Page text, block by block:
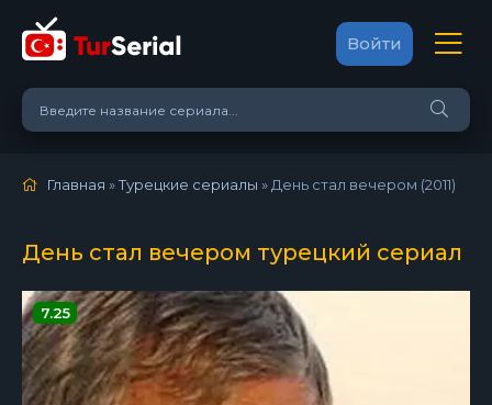
Войти
Главная »Турецкие сериалы » День стал вечером (2011)
День стал вечером турецкий сериал
7.25